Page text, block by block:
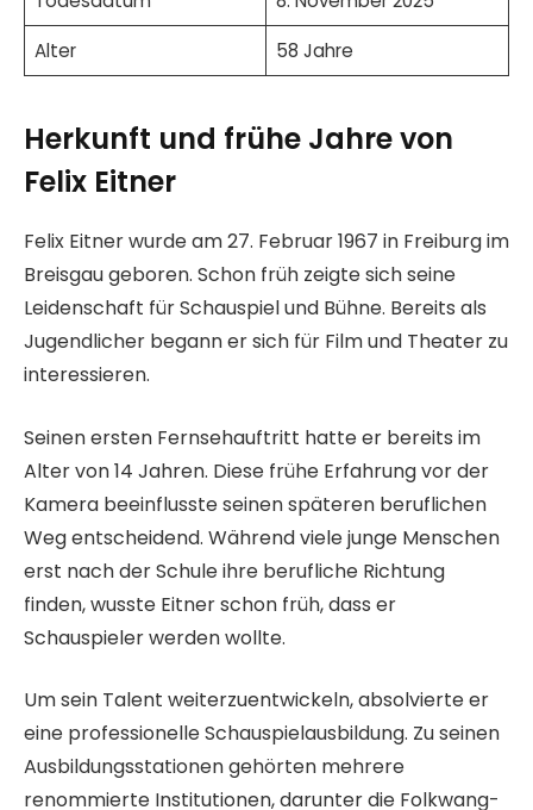
Alter
58 Jahre
Herkunft und frühe Jahre von
Felix Eitner
Felix Eitner wurde am 27. Februar 1967 in Freiburg im
Breisgau geboren. Schon früh zeigte sich seine
Leidenschaft für Schauspiel und Bühne. Bereits als
Jugendlicher begann er sich für Film und Theater zu
interessieren.
Seinen ersten Fernsehauftritt hatte er bereits im
Alter von 14 Jahren. Diese frühe Erfahrung vor der
Kamera beeinflusste seinen späteren beruflichen
Weg entscheidend. Während viele junge Menschen
erst nach der Schule ihre berufliche Richtung
finden, wusste Eitner schon früh, dass er
Schauspieler werden wollte.
Um sein Talent weiterzuentwickeln, absolvierte er
eine professionelle Schauspielausbildung. Zu seinen
Ausbildungsstationen gehörten mehrere
renommierte Institutionen, darunter die Folkwang-